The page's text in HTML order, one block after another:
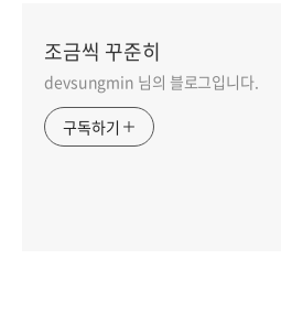
조금씩 꾸준히
devsungmin 님의 블로그입니다.
구독하기